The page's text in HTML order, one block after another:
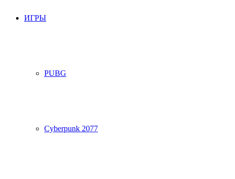
ИГРЫ
PUBG
Cyberpunk 2077